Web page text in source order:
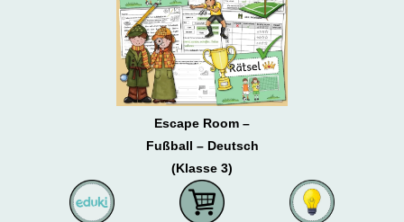
Escape Room –
Fußball – Deutsch
(Klasse 3)